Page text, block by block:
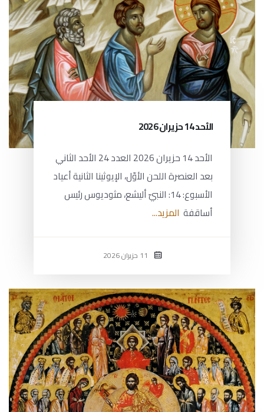
الأحد 14 حزيران 2026
الأحد 14 حزيران 2026 العدد 24 الأحد الثاني
بعد العنصرة اللحن الأوّل، الإيوثينا الثانية أعياد
الأسبوع: 14: النبيّ أليشع، مثوديوس رئيس
أساقفة المزيد...